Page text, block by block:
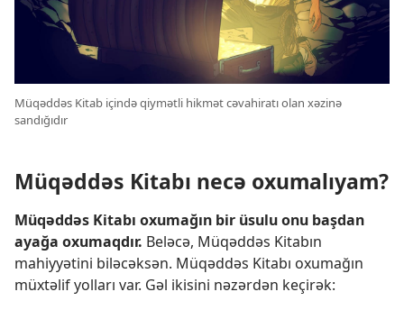
Müqəddəs Kitab içində qiymətli hikmət cəvahiratı olan xəzinə
sandığıdır
Müqəddəs Kitabı necə oxumalıyam?
Müqəddəs Kitabı oxumağın bir üsulu onu başdan
ayağa oxumaqdır. Beləcə, Müqəddəs Kitabın
mahiyyətini biləcəksən. Müqəddəs Kitabı oxumağın
müxtəlif yolları var. Gəl ikisini nəzərdən keçirək: